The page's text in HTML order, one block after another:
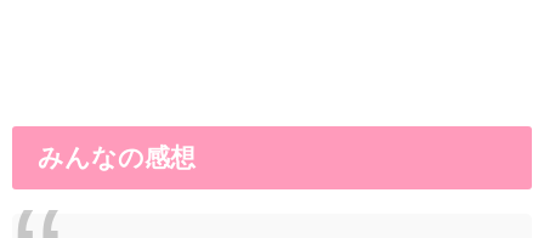
みんなの感想